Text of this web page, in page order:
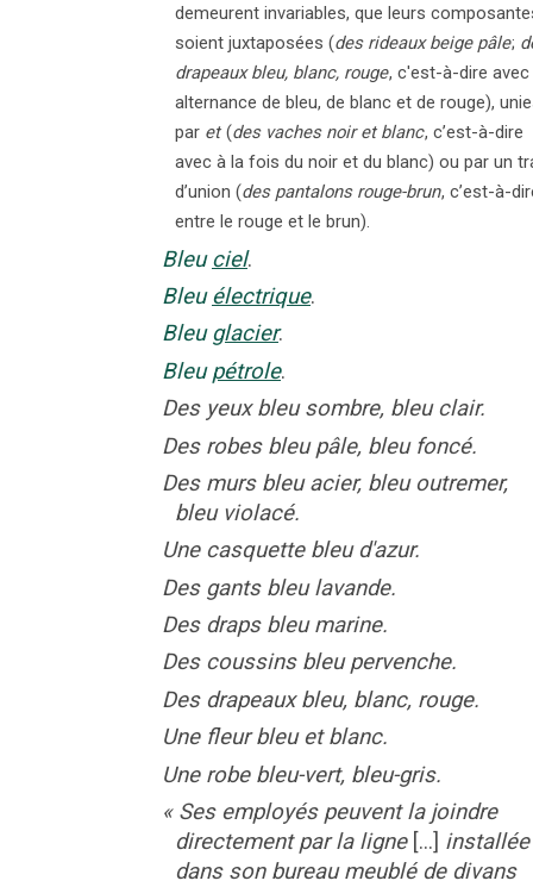
demeurent invariables, que leurs
soient juxtaposées (des rideaux beige pâle;
drapeaux bleu, blanc, rouge, c'est-à-dire avec
alternance de bleu, de blanc et de rouge),
par et (des vaches noir et blanc, c’est-à-dire
avec à la fois du noir et du blanc) ou par un
d’union (des pantalons rouge-brun, c’est-à-
entre le rouge et le brun).
Bleu ciel.
Bleu électrique.
Bleu glacier.
Bleu pétrole.
Des yeux bleu sombre, bleu clair.
Des robes bleu pâle, bleu foncé.
Des murs bleu acier, bleu outremer,
bleu violacé.
Une casquette bleu d'azur.
Des gants bleu lavande.
Des draps bleu marine.
Des coussins bleu pervenche.
Des drapeaux bleu, blanc, rouge.
Une fleur bleu et blanc.
Une robe bleu-vert, bleu-gris.
« Ses employés peuvent la joindre
directement par la ligne [...] installée
dans son bureau meublé de divans